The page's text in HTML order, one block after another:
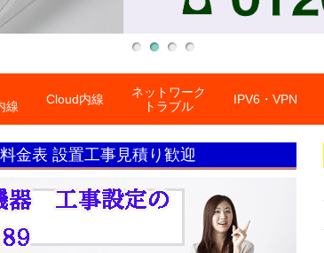
線
Cloud内線
ネットワーク
トラブル
IPV6・VPN
金表 設置工事見積り歓迎